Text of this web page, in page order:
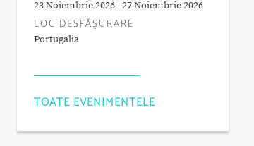
23 Noiembrie 2026 - 27 Noiembrie 2026
LOC DESFĂŞURARE
Portugalia
TOATE EVENIMENTELE